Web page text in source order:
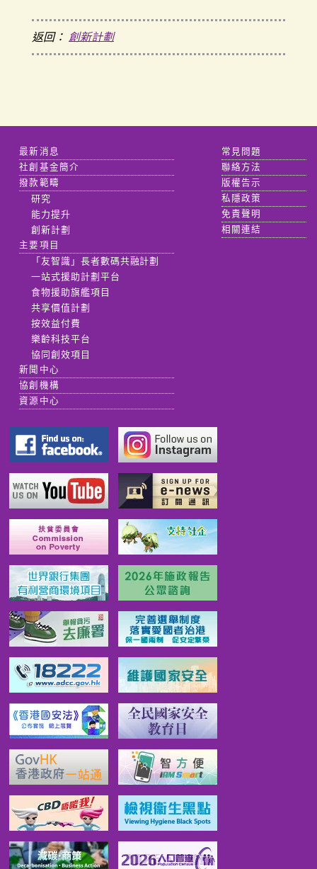
返回： 創新計劃
最新消息
社創基金簡介
撥款範疇
研究
能力提升
創新計劃
主要項目
「友智識」長者數碼共融計劃
一站式援助計劃平台
食物援助旗艦項目
共享價值計劃
按效益付費
樂齡科技平台
協同創效項目
新聞中心
協創機構
資源中心
常見問題
聯絡方法
版權告示
私隱政策
免責聲明
相關連結